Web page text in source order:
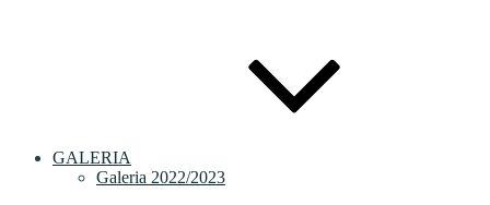
GALERIA
Galeria 2022/2023